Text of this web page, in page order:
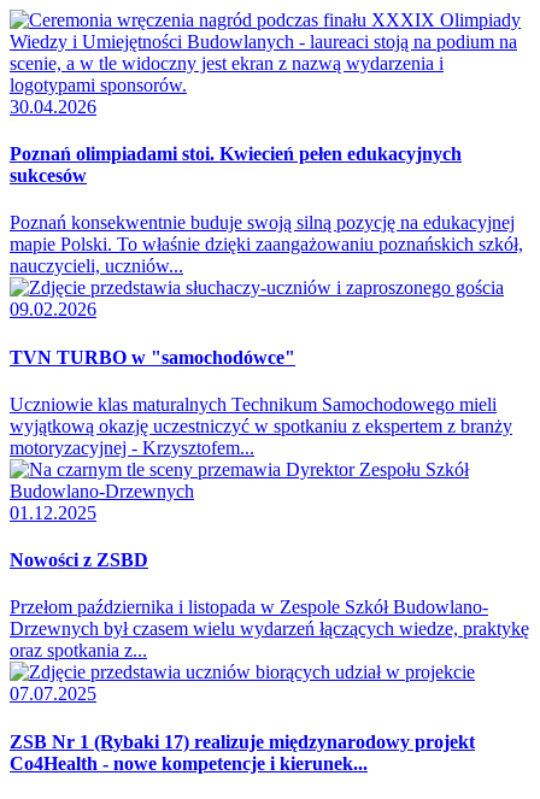
30.04.2026
Poznań olimpiadami stoi. Kwiecień pełen edukacyjnych
sukcesów
Poznań konsekwentnie buduje swoją silną pozycję na edukacyjnej
mapie Polski. To właśnie dzięki zaangażowaniu poznańskich szkół,
nauczycieli, uczniów...
09.02.2026
TVN TURBO w "samochodówce"
Uczniowie klas maturalnych Technikum Samochodowego mieli
wyjątkową okazję uczestniczyć w spotkaniu z ekspertem z branży
motoryzacyjnej - Krzysztofem...
01.12.2025
Nowości z ZSBD
Przełom października i listopada w Zespole Szkół Budowlano-
Drzewnych był czasem wielu wydarzeń łączących wiedze, praktykę
oraz spotkania z...
07.07.2025
ZSB Nr 1 (Rybaki 17) realizuje międzynarodowy projekt
Co4Health - nowe kompetencje i kierunek...